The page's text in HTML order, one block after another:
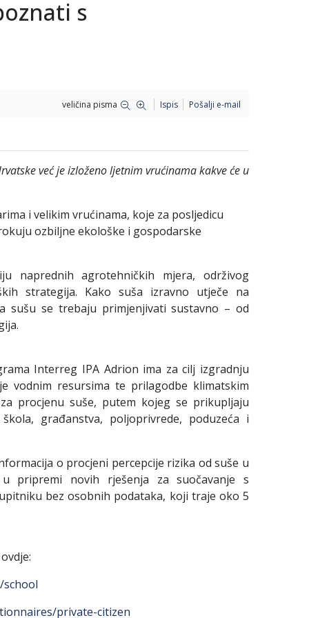
s
veličina pisma Ispis Pošalji e-mail
već je izloženo ljetnim vrućinama kakve će u
i velikim vrućinama, koje za posljedicu
ozbiljne ekološke i gospodarske
naprednih agrotehničkih mjera, održivog
strategija. Kako suša izravno utječe na
sušu se trebaju primjenjivati sustavno – od
Interreg IPA Adrion ima za cilj izgradnju
vodnim resursima te prilagodbe klimatskim
procjenu suše, putem kojeg se prikupljaju
građanstva, poljoprivrede, poduzeća i
o procjeni percepcije rizika od suše u
pripremi novih rješenja za suočavanje s
bez osobnih podataka, koji traje oko 5
private-citizen